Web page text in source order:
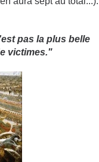
pas la plus belle
victimes."